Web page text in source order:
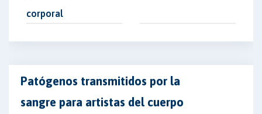
corporal
Patógenos transmitidos por la
sangre para artistas del cuerpo